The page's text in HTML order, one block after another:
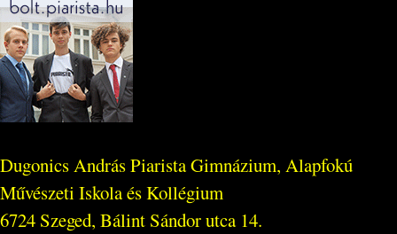
Dugonics András Piarista Gimnázium, Alapfokú
Művészeti Iskola és Kollégium
6724 Szeged, Bálint Sándor utca 14.